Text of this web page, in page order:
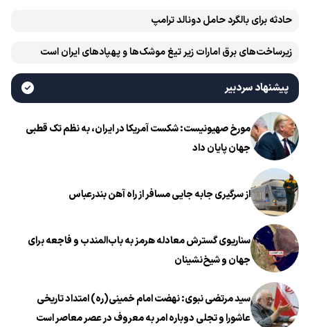
حادثه برای بالگرد حامل دونالد ترامپ
زیرساخت‌های برق امارات زیر تیغ موشک‌ها و پهپادهای ایران است
پیشنهاد سردبیر
مورخ صهیونیست: شکست آمریکا در ایران، به نظم تک قطبی
جهان پایان داد
از سرگیری جابه جایی مسافر از راه آهن بندرعباس
سناریوی گسترش معادله هرمز به باب‌المندب و فاجعه برای
جهان و شیخ‌نشینان
سید مرتضی نبوی: نهضت امام خمینی(ره) امتداد تاریخی
عاشورا و تجلی دوباره امر به معروف در عصر معاصر است